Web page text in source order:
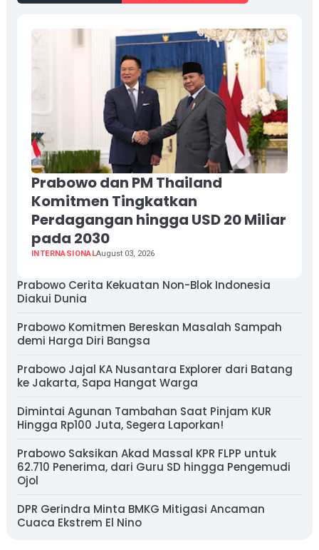
Prabowo dan PM Thailand
Komitmen Tingkatkan
Perdagangan hingga USD 20 Miliar
pada 2030
INTERNASIONALAugust 03, 2026
Prabowo Cerita Kekuatan Non-Blok Indonesia
Diakui Dunia
Prabowo Komitmen Bereskan Masalah Sampah
demi Harga Diri Bangsa
Prabowo Jajal KA Nusantara Explorer dari Batang
ke Jakarta, Sapa Hangat Warga
Dimintai Agunan Tambahan Saat Pinjam KUR
Hingga Rp100 Juta, Segera Laporkan!
Prabowo Saksikan Akad Massal KPR FLPP untuk
62.710 Penerima, dari Guru SD hingga Pengemudi
Ojol
DPR Gerindra Minta BMKG Mitigasi Ancaman
Cuaca Ekstrem El Nino